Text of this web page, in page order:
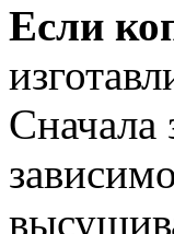
Если
Сначала